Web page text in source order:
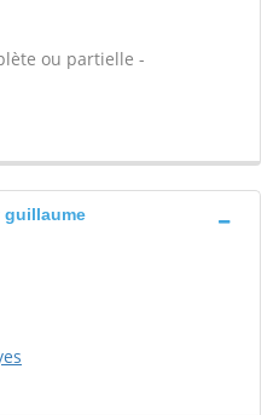
ou partielle -
guillaume